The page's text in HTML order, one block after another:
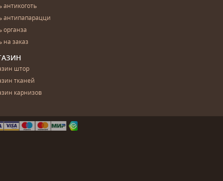
антикоготь
антипапарацци
органза
на заказ
штор
тканей
карнизов